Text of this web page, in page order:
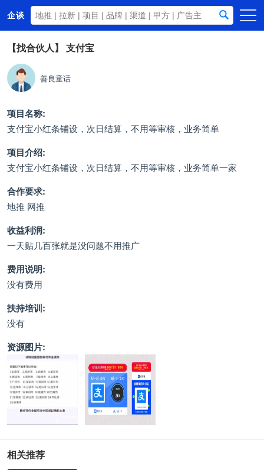
企谈
首页
商务资源
资讯动态
关于我们
【找合伙人】 支付宝
善良童话
项目名称:
支付宝小红条铺设，次日结算，不用等审核，业务简单
项目介绍:
支付宝小红条铺设，次日结算，不用等审核，业务简单一家
合作要求:
地推 网推
收益利润:
一天贴几百张就是没问题不用推广
费用说明:
没有费用
扶持培训:
没有
资源图片:
相关推荐